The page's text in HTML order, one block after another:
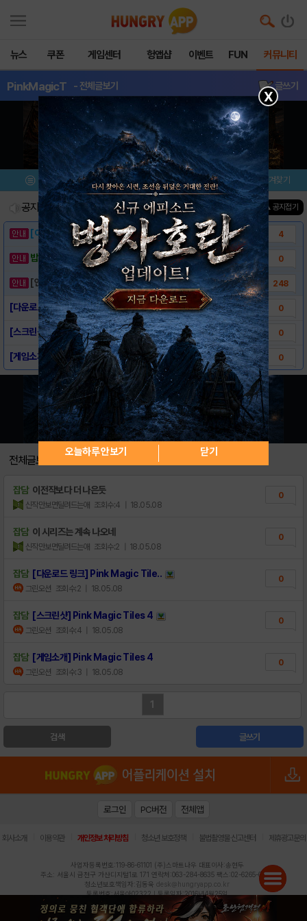
뉴스 쿠폰 게임센터 헝앱샵 이벤트 FUN 커뮤니티
PinkMagicT - 전체글보기 글쓰기
메뉴 이벤트/미션 설치/평가 즐겨찾기
공지사항 진행중인 이벤트0건 ▲ 공지접기
[이벤트] 웃음으로 매일매일 해피! 유머 게시.. 4
밥알이의 헝앱통신 ⑲ “밥알이, 드디어 멀티를.. 0
[안내] 헝그리앱 필수 상식! 밥알 획득 안내.. 248
[다운로드 링크] Pink Magic Tile.. 0
[스크린샷] Pink Magic Tiles 4 0
[게임소개] Pink Magic Tiles 4 0
전체글보기
잡담 이전작보다 더 나은듯
신작만보면달려드는애 조회수:4 | 18.05.08
0
잡담 이 시리즈는 계속 나오네
신작만보면달려드는애 조회수:2 | 18.05.08
0
잡담 [다운로드 링크] Pink Magic Tile..
그린오션 조회수:2 | 18.05.08
0
잡담 [스크린샷] Pink Magic Tiles 4
그린오션 조회수:4 | 18.05.08
0
잡담 [게임소개] Pink Magic Tiles 4
그린오션 조회수:3 | 18.05.08
0
1
검색 글쓰기
X
오늘하루 안보기 닫기
로그인 PC버전 전체앱
회사소개 이용약관 개인정보 처리방침 청소년 보호정책 불법촬영물 신고센터 제휴광고문의
사업자등록번호:119-86-61101 (주)스마트나우 대표이사:송현두
주소: 서울시 금천구 가산디지털1로 171 연락처:063-284-8635 팩스:02-6265-0377
청소년보호책임자:김동욱 desk@hungryapp.co.kr
등록번호:서울아02322 | 등록일자:2016년4월25일
발행인:(주)스마트나우 송현두 | 편집인:김동욱